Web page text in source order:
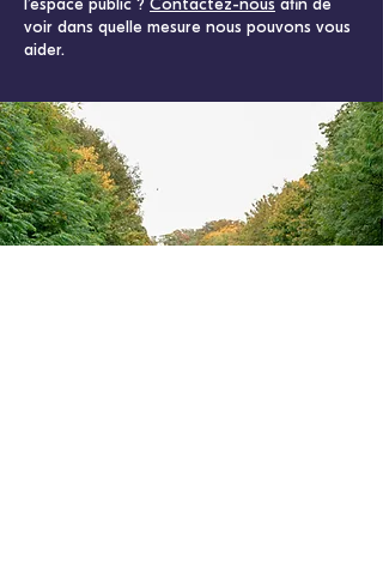
l’espace public ? Contactez-nous afin de
voir dans quelle mesure nous pouvons vous
aider.